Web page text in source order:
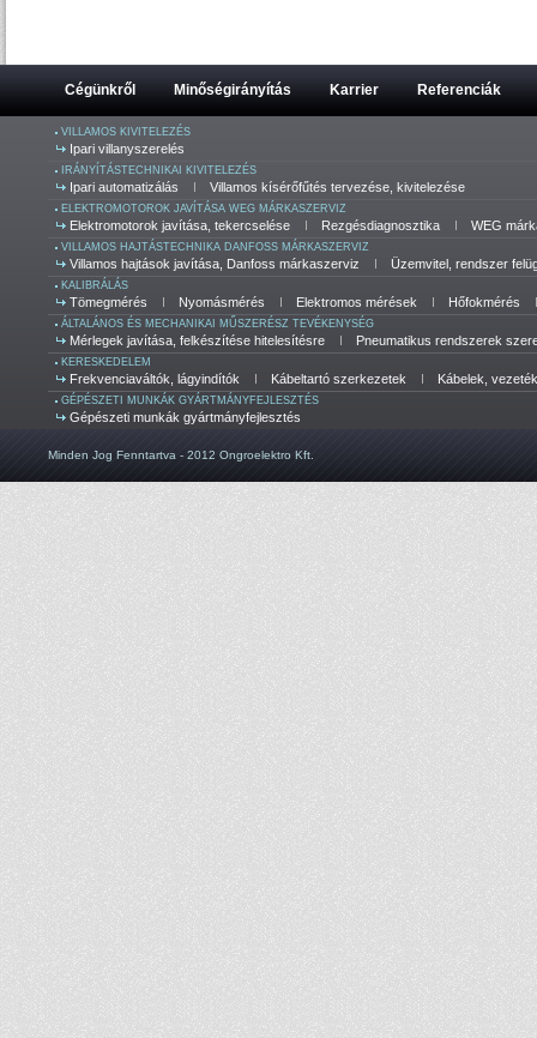
Cégünkről Minőségirányítás Karrier Referenciák
VILLAMOS KIVITELEZÉS
Ipari villanyszerelés
IRÁNYÍTÁSTECHNIKAI KIVITELEZÉS
Ipari automatizálás Villamos kísérőfűtés tervezése, kivitelezése
ELEKTROMOTOROK JAVÍTÁSA WEG MÁRKASZERVIZ
Elektromotorok javítása, tekercselése Rezgésdiagnosztika WEG
VILLAMOS HAJTÁSTECHNIKA DANFOSS MÁRKASZERVIZ
Villamos hajtások javítása, Danfoss márkaszerviz Üzemvitel, rendszer
KALIBRÁLÁS
Tömegmérés Nyomásmérés Elektromos mérések Hőfokmérés
ÁLTALÁNOS ÉS MECHANIKAI MŰSZERÉSZ TEVÉKENYSÉG
Mérlegek javítása, felkészítése hitelesítésre Pneumatikus rendszerek
KERESKEDELEM
Frekvenciaváltók, lágyindítók Kábeltartó szerkezetek Kábelek,
GÉPÉSZETI MUNKÁK GYÁRTMÁNYFEJLESZTÉS
Gépészeti munkák gyártmányfejlesztés
Minden Jog Fenntartva - 2012 Ongroelektro Kft.